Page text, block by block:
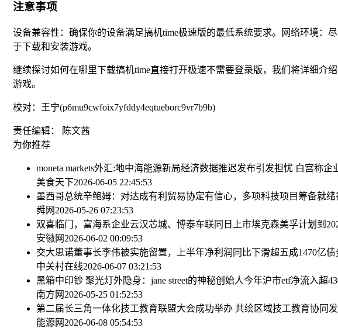
注意事项
设备兼容性：确保你的设备满足搞机time极速版的最低系统要求。网络环境：
于下载和安装游戏。
继续探讨如何在哪里下载搞机time直接打开极速不需要登录版，我们将详细介
游戏。
校对：王宁(p6mu9cwfoix7yfddy4eqtueborc9vr7b9b)
责任编辑： 陈文茜
为你推荐
moneta markets外汇:地中海能源新局经济数据推迟发布引发担忧 白宫称企
美食天下2026-06-05 22:45:53
墨西哥总统辛鲍姆：对达成有利贸易协定有信心，多项科技项目筹备就绪
舜网 2026-05-26 07:23:53
双喜临门，富海系企业云汉芯城、博泰车联同日上市埃克森美孚计划到
安徽网 2026-06-02 00:09:53
交大思诺董事长李伟被实施留置，上半年净利润同比下滑超五成1470亿
中关村在线2026-06-07 03:21:53
黑箱中印钞 聚光灯外隐身：jane street的神秘创始人今年沪市etf净流入超
南方网 2026-05-25 01:52:53
第二届长三角一体化技工教育联盟大会成功举办 共绘区域技工教育协同
能源网 2026-06-08 05:54:53